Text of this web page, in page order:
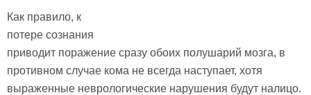
Как правило, к
потере сознания
приводит поражение сразу обоих полушарий мозга, в
противном случае кома не всегда наступает, хотя
выраженные неврологические нарушения будут налицо.